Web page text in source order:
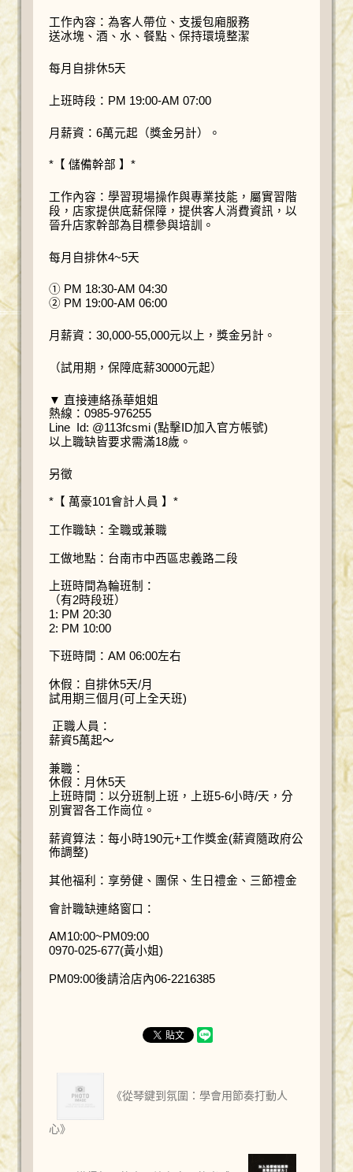
工作內容：為客人帶位、支援包廂服務
送冰塊、酒、水、餐點、保持環境整潔
每月自排休5天
上班時段：PM 19:00-AM 07:00
月薪資：6萬元起（獎金另計）。
*【 儲備幹部 】*
工作內容：學習現場操作與專業技能，屬實習階
段，店家提供底薪保障，提供客人消費資訊，以
晉升店家幹部為目標參與培訓。
每月自排休4~5天
① PM 18:30-AM 04:30
② PM 19:00-AM 06:00
月薪資：30,000-55,000元以上，獎金另計。
（試用期，保障底薪30000元起）
▼ 直接連絡孫華姐姐
熱線：0985-976255
Line Id: @113fcsmi (點擊ID加入官方帳號)
以上職缺皆要求需滿18歲。
另徵
*【 萬豪101會計人員 】*
工作職缺：全職或兼職
工做地點：台南市中西區忠義路二段
上班時間為輪班制：
（有2時段班）
1: PM 20:30
2: PM 10:00
下班時間：AM 06:00左右
休假：自排休5天/月
試用期三個月(可上全天班)
正職人員：
薪資5萬起～
兼職：
休假：月休5天
上班時間：以分班制上班，上班5-6小時/天，分
別實習各工作崗位。
薪資算法：每小時190元+工作獎金(薪資隨政府公
佈調整)
其他福利：享勞健、團保、生日禮金、三節禮金
會計職缺連絡窗口：
AM10:00~PM09:00
0970-025-677(黃小姐)
PM09:00後請洽店內06-2216385
《從琴鍵到氛圍：學會用節奏打動人
心》